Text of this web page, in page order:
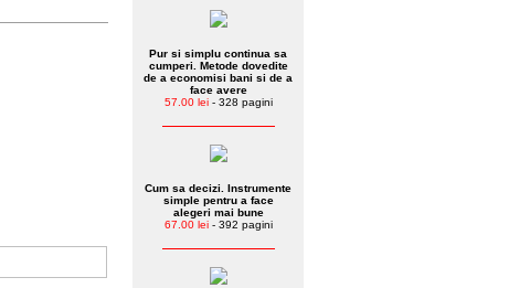
Pur si simplu continua sa
cumperi. Metode dovedite
de a economisi bani si de a
face avere
57.00 lei- 328 pagini
Cum sa decizi. Instrumente
simple pentru a face
alegeri mai bune
67.00 lei- 392 pagini